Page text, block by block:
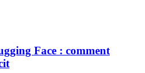
Face : comment